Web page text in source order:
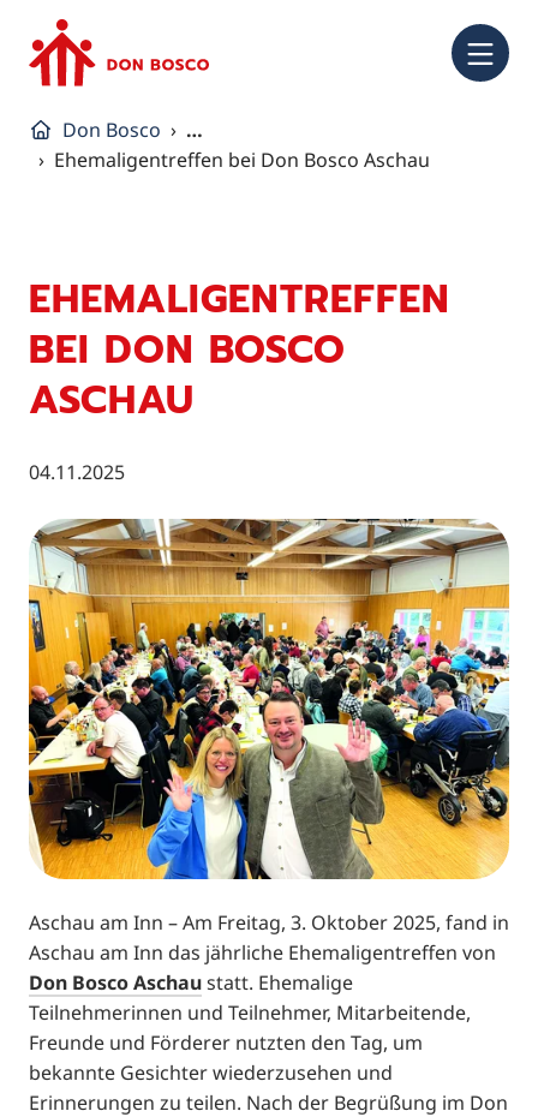
Don Bosco
…
Ehemaligentreffen bei Don Bosco Aschau
EHEMALIGENTREFFEN
BEI DON BOSCO
ASCHAU
04.11.2025
Aschau am Inn – Am Freitag, 3. Oktober 2025, fand in
Aschau am Inn das jährliche Ehemaligentreffen von
Don Bosco Aschaustatt. Ehemalige
Teilnehmerinnen und Teilnehmer, Mitarbeitende,
Freunde und Förderer nutzten den Tag, um
bekannte Gesichter wiederzusehen und
Erinnerungen zu teilen. Nach der Begrüßung im Don